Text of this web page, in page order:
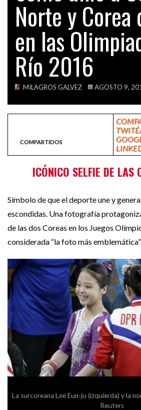
VIDEOS
ACTUALIDAD
¿ESTE ES EL PRIMER GRAN ESCÁNDALO EN…
GLOBAL
LAS MUJERES SE LEVANTAN EN POLONIA PARA…
Norte y Corea
en las
Río 2016
MILAGROS GALVEZ AGOSTO 9,
COMPARTIDOS
ICÓNICO SELFIE DE LAS
Símbolo de que el deporte une y
escondidas. Una fotografía
de las dos Coreas en los Juegos
considerada “la foto más
La surcoreana Lee Eun-ju (izquierda) y la
Reuters